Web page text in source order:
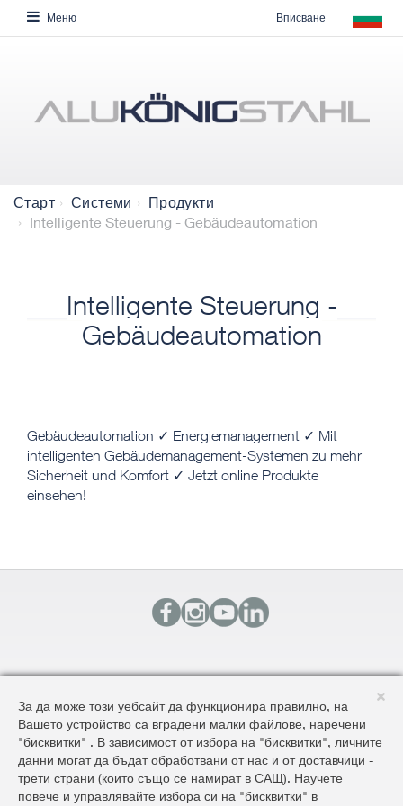
Меню Вписване
Старт Системи Продукти
Intelligente Steuerung - Gebäudeautomation
Intelligente Steuerung -
Gebäudeautomation
​​​Gebäudeautomation ✓ Energiemanagement ✓ Mit
intelligenten Gebäudemanagement-Systemen zu mehr
Sicherheit und Komfort ✓ Jetzt online Produkte
einsehen!
КАРТА НА САЙТА
ОБЩИ УСЛОВИЯ ЗА ДОСТАВКА И ПРОДАЖБА
ОБЩИ УСЛОВИЯ НА САЙТА И ЗАЩИТА НА ЛИЧНИТЕ ДАННИ
©2026 AluKönigStahl
За да може този уебсайт да функционира правилно, на
Вашето устройство са вградени малки файлове, наречени
"бисквитки" . В зависимост от избора на "бисквитки", личните
данни могат да бъдат обработвани от нас и от доставчици -
трети страни (които също се намират в САЩ). Научете
повече и управлявайте избора си на "бисквитки" в